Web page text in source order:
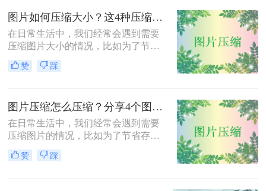
小的方法，旨在帮助用户根据实际需
求选择合适的压缩方式。
图片如何压缩大小？这4种压缩方法请务必学会！
在日常生活中，我们经常会遇到需要
压缩图片大小的情况，比如为了节省
存储空间、加快网页加载速度或减少
文件传输时间。那么图片如何压缩大
缩，同时保持较高的图片质量。
赞 踩
图片压缩怎么压缩？分享4个图片压缩方法！
在日常生活中，我们经常会遇到需要
压缩图片的情况，比如为了节省存储
空间、加快网页加载速度或减少文件
传输时间。那么图片压缩怎么压缩
赞 踩